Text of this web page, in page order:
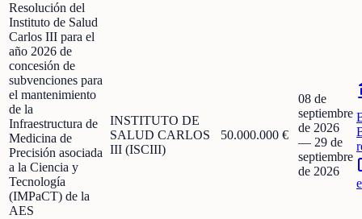
Resolución del
Instituto de Salud
Carlos III para el
año 2026 de
concesión de
subvenciones para
el mantenimiento
de la
Infraestructura de
Medicina de
Precisión asociada
a la Ciencia y
Tecnología
(IMPaCT) de la
AES
INSTITUTO DE
SALUD CARLOS
III (ISCIII)
50.000.000 €
08 de
septiembre
de 2026
— 29 de
septiembre
de 2026